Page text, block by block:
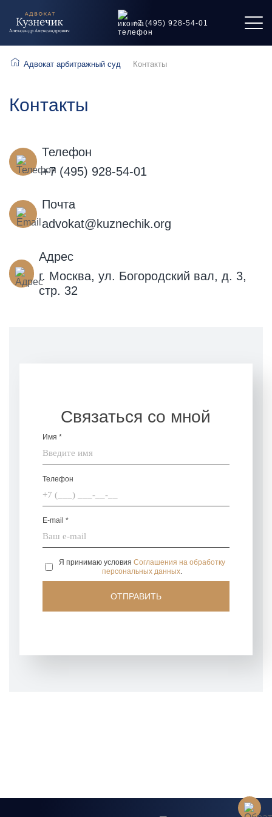
+7 (495) 928-54-01
Адвокат арбитражный суд Контакты
Контакты
Телефон
+7 (495) 928-54-01
Почта
advokat@kuznechik.org
Адрес
г. Москва, ул. Богородский вал, д. 3,
стр. 32
Связаться со мной
Имя *
Телефон
E-mail *
Я принимаю условия Соглашения на обработку
персональных данных.